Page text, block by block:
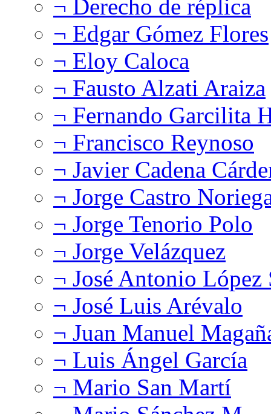
¬ Derecho de réplica
¬ Edgar Gómez Flores
¬ Eloy Caloca
¬ Fausto Alzati Araiza
¬ Fernando Garcilita
¬ Francisco Reynoso
¬ Javier Cadena
¬ Jorge Castro
¬ Jorge Tenorio Polo
¬ Jorge Velázquez
¬ José Antonio López
¬ José Luis Arévalo
¬ Juan Manuel
¬ Luis Ángel García
¬ Mario San Martí